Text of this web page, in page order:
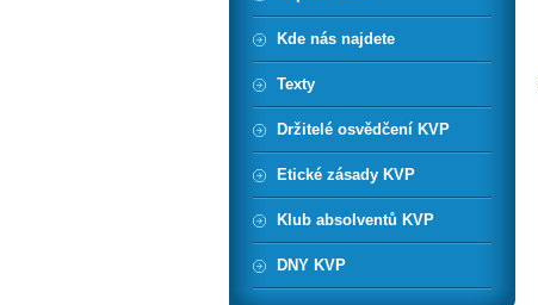
Kde nás najdete
Texty
Držitelé osvědčení KVP
Etické zásady KVP
Klub absolventů KVP
DNY KVP